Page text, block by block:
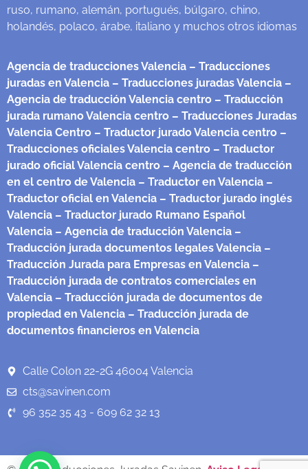
ruso, rumano, alemán, portugués, búlgaro, chino,
holandés, polaco, árabe, italiano y muchos otros idiomas
Agencia de traducciones Valencia – Traducciones
juradas en Valencia – Traducciones juradas Valencia –
Agencia de traducción Valencia centro – Traducción
jurada rumano Valencia centro – Traducciones Juradas
Valencia Centro – Traductor jurado Valencia centro –
Traducciones oficiales Valencia centro – Traductor
jurado oficial Valencia centro – Agencia de traducción
en el centro de Valencia – Traductor en Valencia –
Traductor oficial en Valencia – Traductor jurado inglés
Valencia – Traductor jurado Rumano Español
Valencia – Agencia de traducción Valencia –
Traducción jurada documentos legales Valencia –
Traducción Jurada para Empresas en Valencia –
Traducción jurada de contratos comerciales en
Valencia – Traducción jurada de documentos de
propiedad en Valencia – Traducción jurada de
documentos financieros en Valencia
Calle Colon 22-2G 46004 Valencia
cts@savinen.com
96 352 35 43 - 609 62 32 13